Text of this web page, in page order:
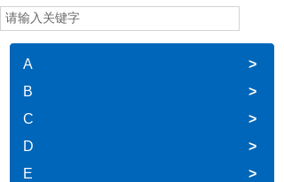
A
>
B
>
C
>
D
>
E
>